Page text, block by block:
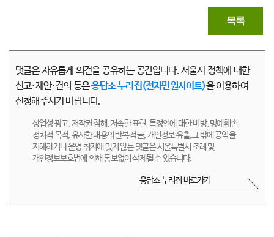
목록
댓글은 자유롭게 의견을 공유하는 공간입니다. 서울시 정책에 대한
신고·제안·건의 등은응답소 누리집(전자민원사이트)을 이용하여
신청해주시기 바랍니다.
상업성 광고, 저작권 침해, 저속한 표현, 특정인에 대한 비방, 명예훼손,
정치적 목적, 유사한 내용의 반복적 글, 개인정보 유출,그 밖에 공익을
저해하거나 운영 취지에 맞지 않는 댓글은 서울특별시 조례 및
개인정보보호법에 의해 통보없이 삭제될 수 있습니다.
응답소 누리집 바로가기